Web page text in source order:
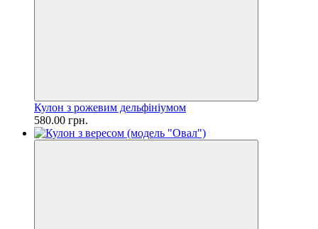
Кулон з рожевим дельфініумом
580.00 грн.